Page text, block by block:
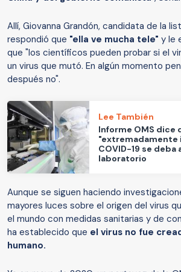
Allí, Giovanna Grandón, candidata de la
respondió que "ella ve mucha tele" y le
que "los científicos pueden probar si el
un virus que mutó. En algún momento
después no".
Lee También
Informe OMS dice
"extremadamente
COVID-19 se
laboratorio
Aunque se siguen haciendo
mayores luces sobre el origen del virus
el mundo con medidas sanitarias y de
ha establecido que el virus no fue
humano.